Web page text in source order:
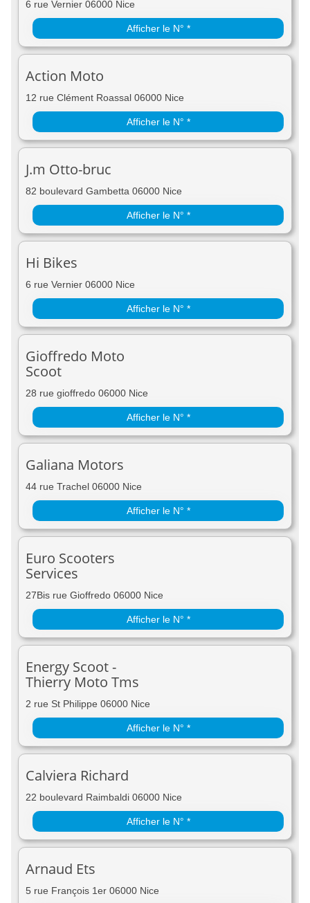
6 rue Vernier 06000 Nice
Afficher le N° *
Action Moto
12 rue Clément Roassal 06000 Nice
Afficher le N° *
J.m Otto-bruc
82 boulevard Gambetta 06000 Nice
Afficher le N° *
Hi Bikes
6 rue Vernier 06000 Nice
Afficher le N° *
Gioffredo Moto
Scoot
28 rue gioffredo 06000 Nice
Afficher le N° *
Galiana Motors
44 rue Trachel 06000 Nice
Afficher le N° *
Euro Scooters
Services
27Bis rue Gioffredo 06000 Nice
Afficher le N° *
Energy Scoot -
Thierry Moto Tms
2 rue St Philippe 06000 Nice
Afficher le N° *
Calviera Richard
22 boulevard Raimbaldi 06000 Nice
Afficher le N° *
Arnaud Ets
5 rue François 1er 06000 Nice